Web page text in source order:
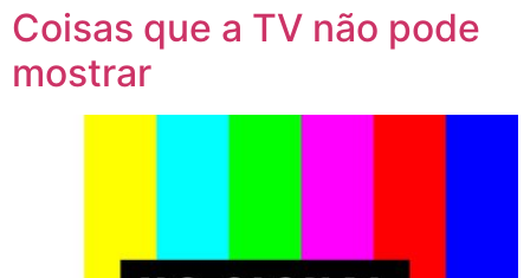
Coisas que a TV não pode
mostrar